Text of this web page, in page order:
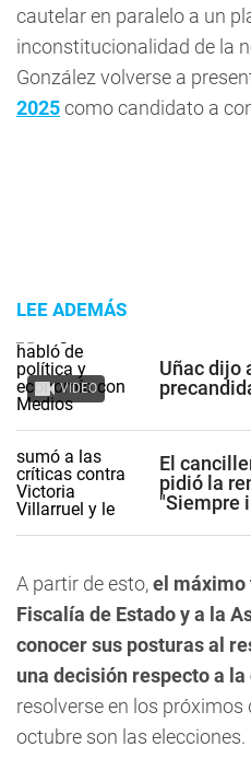
cautelar en paralelo a un
inconstitucionalidad de la
González volverse a
2025como candidato a
LEE ADEMÁS
VIDEO
Uñac dijo
El
pidió la
"Siempre
A partir de esto,el máximo
Fiscalía de Estado y a la
conocer sus posturas al
una decisión respecto a
resolverse en los próximos
octubre son las elecciones.